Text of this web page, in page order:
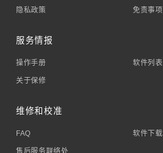
隐私政策 免责事项
服务情报
操作手册 软件列表
关于保修
维修和校准
FAQ 软件下载
售后服务联络处